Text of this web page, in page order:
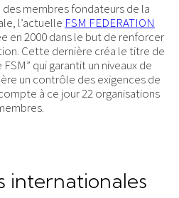
des membres fondateurs de la
l’actuelle FSM FEDERATION
en 2000 dans le but de renforcer
Cette dernière créa le titre de
qui garantit un niveaux de
un contrôle des exigences de
à ce jour 22 organisations
internationales